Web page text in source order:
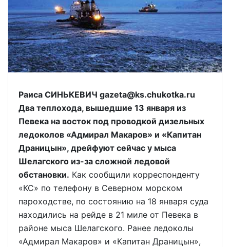
Раиса СИНЬКЕВИЧ gazeta@ks.chukotka.ru
Два теплохода, вышедшие 13 января из
Певека на восток под проводкой дизельных
ледоколов «Адмирал Макаров» и «Капитан
Драницын», дрейфуют сейчас у мыса
Шелагского из-за сложной ледовой
обстановки. Как сообщили корреспонденту
«КС» по телефону в Северном морском
пароходстве, по состоянию на 18 января суда
находились на рейде в 21 миле от Певека в
районе мыса Шелагского. Ранее ледоколы
«Адмирал Макаров» и «Капитан Драницын»,